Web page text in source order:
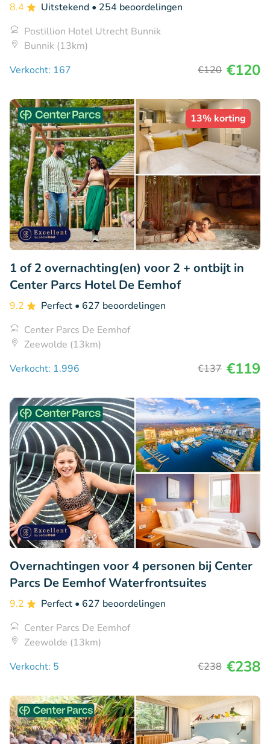
8.4 Uitstekend • 254 beoordelingen
Postillion Hotel Utrecht Bunnik
Bunnik (13km)
Verkocht: 167
€120 €120
13% korting
1 of 2 overnachting(en) voor 2 + ontbijt in
Center Parcs Hotel De Eemhof
9.2 Perfect • 627 beoordelingen
Center Parcs De Eemhof
Zeewolde (13km)
Verkocht: 1.996
€137 €119
Overnachtingen voor 4 personen bij Center
Parcs De Eemhof Waterfrontsuites
9.2 Perfect • 627 beoordelingen
Center Parcs De Eemhof
Zeewolde (13km)
Verkocht: 5
€238 €238